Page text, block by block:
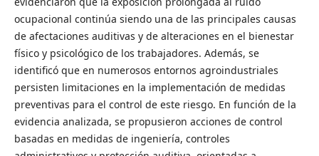
ocupacional continúa siendo una de las principales causas
de afectaciones auditivas y de alteraciones en el bienestar
físico y psicológico de los trabajadores. Además, se
identificó que en numerosos entornos agroindustriales
persisten limitaciones en la implementación de medidas
preventivas para el control de este riesgo. En función de la
evidencia analizada, se propusieron acciones de control
basadas en medidas de ingeniería, controles